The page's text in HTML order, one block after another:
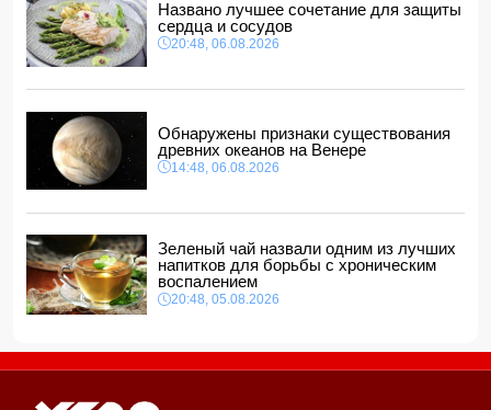
Названо лучшее сочетание для защиты
сердца и сосудов
20:48, 06.08.2026
Обнаружены признаки существования
древних океанов на Венере
14:48, 06.08.2026
Зеленый чай назвали одним из лучших
напитков для борьбы с хроническим
воспалением
20:48, 05.08.2026